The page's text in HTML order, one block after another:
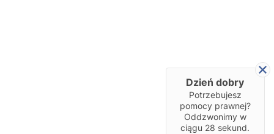
Dzień dobry
Potrzebujesz
pomocy prawnej?
Oddzwonimy w
ciągu 28 sekund.